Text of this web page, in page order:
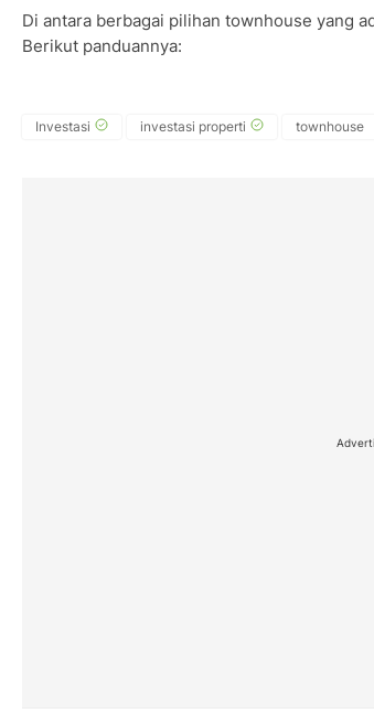
Di antara berbagai pilihan townhouse yang
Berikut panduannya:
Investasi investasi properti townhouse